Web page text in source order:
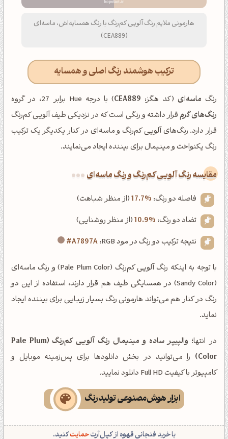
هارمونی ملایم رنگ آلویی کم‌رنگ با رنگ همسایه‌اش، ماسه‌ای
(CEA889)
ترکیب هوشمند رنگ اصلی و همسایه
رنگ ماسه‌ای (کد هگز: CEA889) با درجه Hue برابر 27، در گروه
رنگ‌های گرمقرار داشته و رنگی است که در نزدیکی طیف آلویی کم‌رنگ
قرار دارد. رنگ‌های آلویی کم‌رنگ و ماسه‌ای در کنار یکدیگر یک ترکیب
رنگ یکنواخت و مینیمال برای بیننده ایجاد می‌نمایند.
‌مقایسه رنگ آلویی کم‌رنگ و رنگ ماسه‌ای
فاصله دو رنگ: 17.7%(از منظر شباهت)
تضاد دو رنگ: 10.9%(از منظر روشنایی)
نتیجه ترکیب دو رنگ در مود RGB:
#A7897A
با توجه به اینکه رنگ آلویی کم‌رنگ (Pale Plum Color) و رنگ ماسه‌ای
(Sandy Color) در همسایگی طیف هم قرار دارند، استفاده از این دو
رنگ در کنار هم می‌تواند هارمونی رنگ بسیار زیبایی برای بیننده ایجاد
نماید.
در انتها؛
والپیپر ساده و مینیمال رنگ آلویی کم‌رنگ (Pale Plum
Color)
را می‌توانید در بخش دانلودها برای پس‌زمینه موبایل و
کامپیوتر با کیفیت Full HD دانلود نمایید.
ابزار هوش‌مصنوعی تولید رنگ
با خرید فنجانی قهوه از کپل‌آرتحمایتکنید.